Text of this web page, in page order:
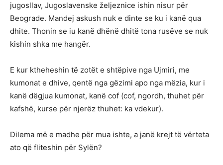
jugosllav, Jugoslavenske željeznice ishin nisur për
Beograde. Mandej askush nuk e dinte se ku i kanë qua
dhite. Thonin se iu kanë dhënë dhitë tona rusëve se nuk
kishin shka me hangër.
E kur ktheheshin të zotët e shtëpive nga Ujmiri, me
kumonat e dhive, qentë nga gëzimi apo nga mëzia, kur i
kanë dëgjua kumonat, kanë cof (cof, ngordh, thuhet për
kafshë, kurse për njerëz thuhet: ka vdekur).
Dilema më e madhe për mua ishte, a janë krejt të vërteta
ato që fliteshin për Sylën?